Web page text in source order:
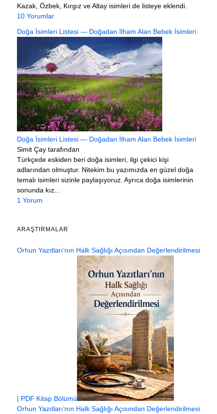
Kazak, Özbek, Kırgız ve Altay isimleri de listeye eklendi.
10 Yorumlar
Doğa İsimleri Listesi — Doğadan İlham Alan Bebek İsimleri
Doğa İsimleri Listesi — Doğadan İlham Alan Bebek İsimleri
Simit Çay tarafından
Türkçede eskiden beri doğa isimleri, ilgi çekici kişi
adlarından olmuştur. Nitekim bu yazımızda en güzel doğa
temalı isimleri sizinle paylaşıyoruz. Ayrıca doğa isimlerinin
sonunda kız...
1 Yorum
ARAŞTIRMALAR
Orhun Yazıtları’nın Halk Sağlığı Açısından Değerlendirilmesi
| PDF Kitap Bölümü
Orhun Yazıtları’nın Halk Sağlığı Açısından Değerlendirilmesi